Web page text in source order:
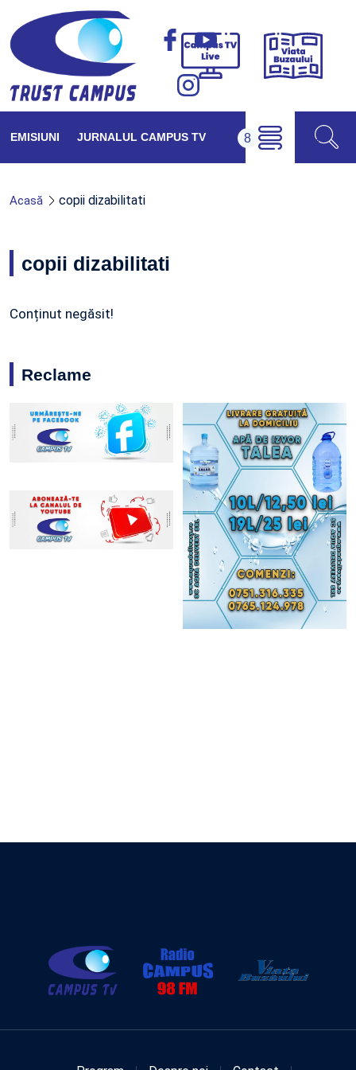
Campus
Viața
EMISIUNI JURNALUL CAMPUS TV
Acasă copii dizabilitati
copii dizabilitati
Conținut negăsit!
Reclame